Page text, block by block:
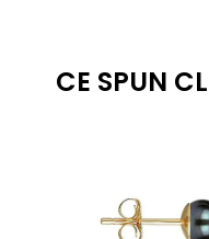
CE SPUN